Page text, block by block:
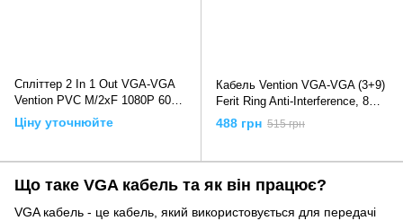
Спліттер 2 In 1 Out VGA-VGA
Vention PVC M/2xF 1080P 60Hz
gold-plated, Чорний
Ціну уточнюйте
Кабель Vention VGA-VGA (3+9)
Ferit Ring Anti-Interference, 8m,
Чорний
488 грн 515 грн
Що таке VGA кабель та як він працює?
VGA кабель - це кабель, який використовується для передачі